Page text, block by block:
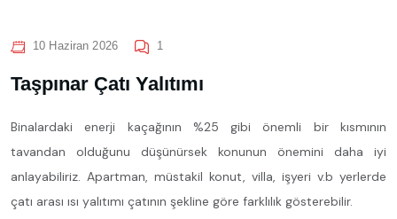
10 Haziran 2026 1
Taşpınar Çatı Yalıtımı
Binalardaki enerji kaçağının %25 gibi önemli bir kısmının
tavandan olduğunu düşünürsek konunun önemini daha iyi
anlayabiliriz. Apartman, müstakil konut, villa, işyeri v.b yerlerde
çatı arası ısı yalıtımı çatının şekline göre farklılık gösterebilir.